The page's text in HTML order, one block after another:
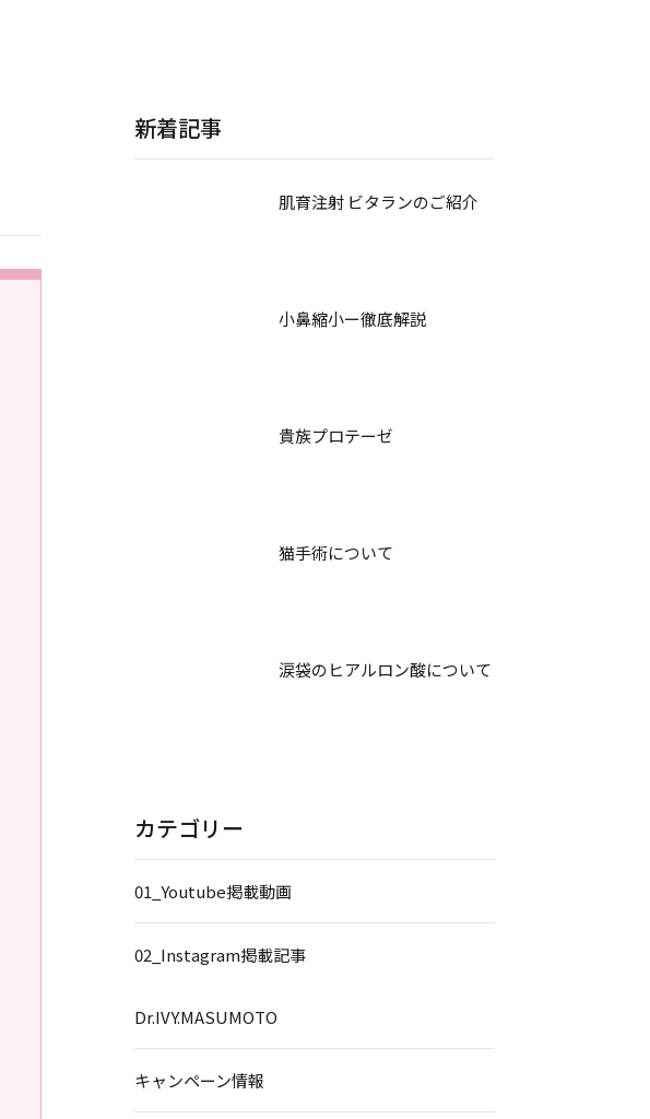
新着記事
肌育注射 ビタランのご紹介
小鼻縮小ー徹底解説
貴族プロテーゼ
猫手術について
涙袋のヒアルロン酸について
カテゴリー
01_Youtube掲載動画
02_Instagram掲載記事
Dr.IVY.MASUMOTO
キャンペーン情報